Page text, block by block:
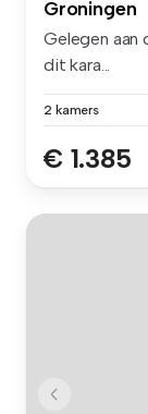
Groningen
Gelegen aan
dit kara...
2 kamers
€ 1.385